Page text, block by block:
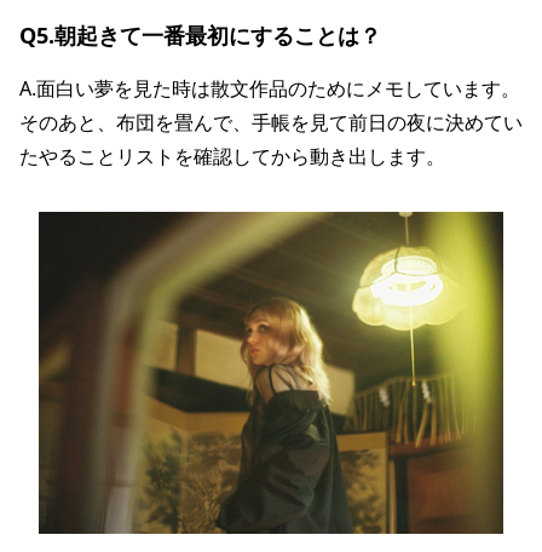
Q5.朝起きて一番最初にすることは？
A.面白い夢を見た時は散文作品のためにメモしています。
そのあと、布団を畳んで、手帳を見て前日の夜に決めてい
たやることリストを確認してから動き出します。